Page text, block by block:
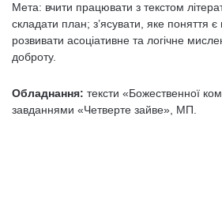
Мета: вчити працювати з текстом
складати план; з’ясувати, яке поняття
розвивати асоціативне та логічне
доброту.
Обладнання: тексти «Божественної
завданнями «Четверте зайве», МП.